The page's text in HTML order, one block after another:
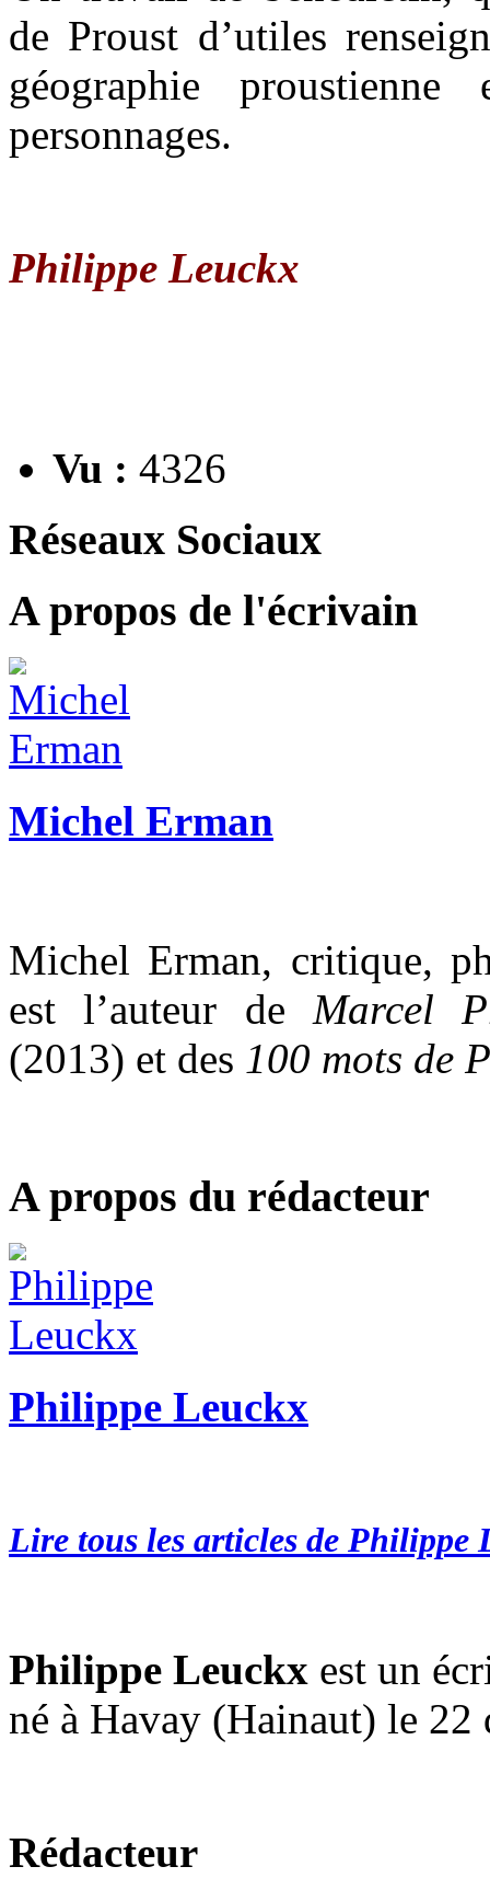
de Proust d’utiles
géographie
personnages.
Philippe Leuckx
Vu : 4326
Réseaux Sociaux
A propos de l'écrivain
Michel Erman
Michel Erman, critique,
est l’auteur de Marcel
(2013) et des 100 mots de
A propos du rédacteur
Philippe Leuckx
Lire tous les articles de Philippe
Philippe Leuckx est un
né à Havay (Hainaut) le 22
Rédacteur